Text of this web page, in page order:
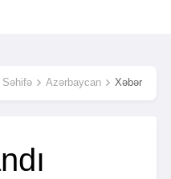
Səhifə Azərbaycan Xəbər